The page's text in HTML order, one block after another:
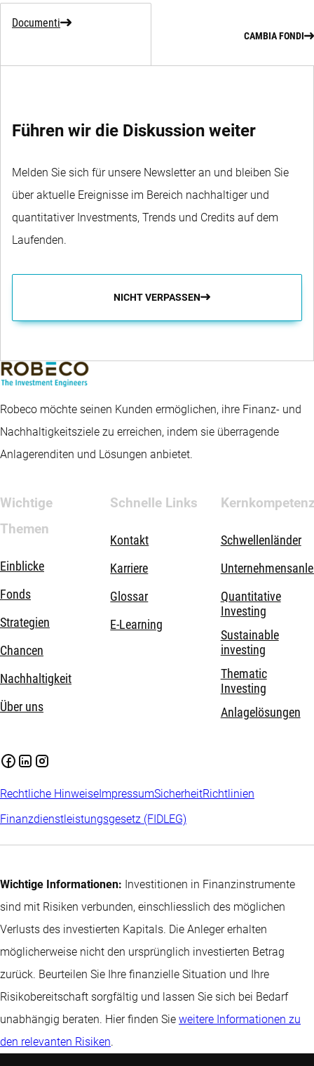
Documenti
CAMBIA FONDI
Führen wir die Diskussion weiter
Melden Sie sich für unsere Newsletter an und bleiben Sie
über aktuelle Ereignisse im Bereich nachhaltiger und
quantitativer Investments, Trends und Credits auf dem
Laufenden.
NICHT VERPASSEN
Robeco möchte seinen Kunden ermöglichen, ihre Finanz- und
Nachhaltigkeitsziele zu erreichen, indem sie überragende
Anlagerenditen und Lösungen anbietet.
Wichtige
Themen
Einblicke
Fonds
Strategien
Chancen
Nachhaltigkeit
Über uns
Schnelle Links
Kontakt
Karriere
Glossar
E-Learning
Schwellenländer
Quantitative
Investing
Sustainable
investing
Thematic
Investing
Anlagelösungen
Rechtliche HinweiseImpressumSicherheitRichtlinien
Finanzdienstleistungsgesetz (FIDLEG)
Wichtige Informationen: Investitionen in Finanzinstrumente
sind mit Risiken verbunden, einschliesslich des möglichen
Verlusts des investierten Kapitals. Die Anleger erhalten
möglicherweise nicht den ursprünglich investierten Betrag
zurück. Beurteilen Sie Ihre finanzielle Situation und Ihre
Risikobereitschaft sorgfältig und lassen Sie sich bei Bedarf
unabhängig beraten. Hier finden Sie weitere Informationen zu
den relevanten Risiken.